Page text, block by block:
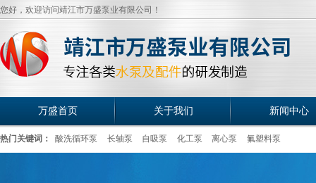
您好，欢迎访问靖江市万盛泵业有限公司！
万盛首页 关于我们 新闻中心
热门关键词： 酸洗循环泵 长轴泵 自吸泵 化工泵 离心泵 氟塑料泵